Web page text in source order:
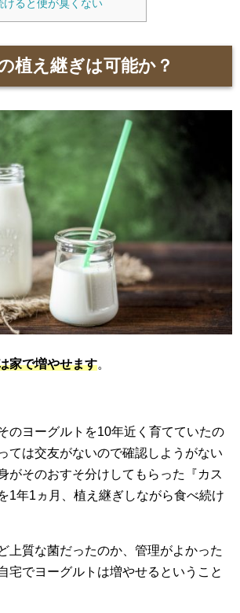
けると便が臭くない
植え継ぎは可能か？
家で増やせます。
のヨーグルトを10年近く育てていたの
ては交友がないので確認しようがない
がそのおすそ分けしてもらった『カス
1年1ヵ月、植え継ぎしながら食べ続け
上質な菌だったのか、管理がよかった
宅でヨーグルトは増やせるということ